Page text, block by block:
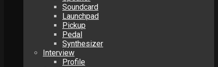
Soundcard
Launchpad
Pickup
Pedal
Synthesizer
Interview
Profile